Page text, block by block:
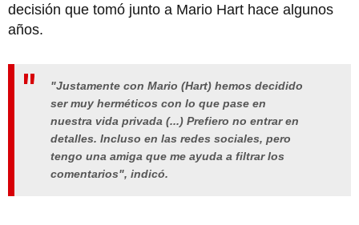
decisión que tomó junto a Mario Hart hace algunos
años.
"Justamente con Mario (Hart) hemos decidido
ser muy herméticos con lo que pase en
nuestra vida privada (...) Prefiero no entrar en
detalles. Incluso en las redes sociales, pero
tengo una amiga que me ayuda a filtrar los
comentarios", indicó.